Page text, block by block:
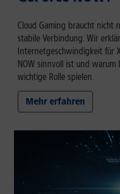
Cloud Gaming braucht nicht
stabile Verbindung. Wir
Internetgeschwindigkeit für
NOW sinnvoll ist und warum
wichtige Rolle spielen.
Mehr erfahren